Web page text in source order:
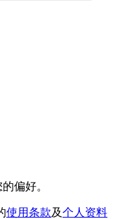
偏好。
使用条款及个人资料